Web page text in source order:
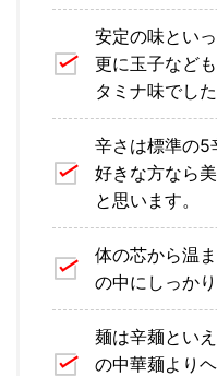
安定の味とい
更に玉子など
タミナ味でした
辛さは標準の5
好きな方なら
と思います。
体の芯から温
の中にしっか
麺は辛麺とい
の中華麺より